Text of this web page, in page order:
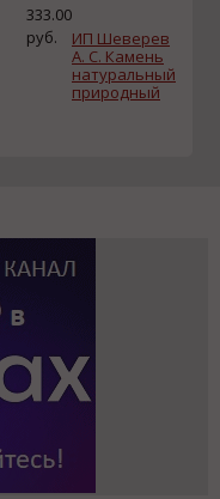
333.00
руб.
ИП Шеверев
А. С. Камень
натуральный
природный